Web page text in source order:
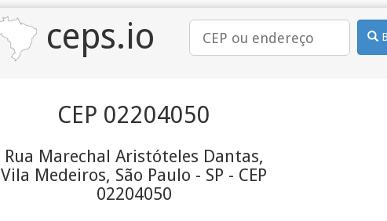
ceps.io
CEP 02204050
Rua Marechal Aristóteles Dantas,
Vila Medeiros, São Paulo - SP - CEP
02204050